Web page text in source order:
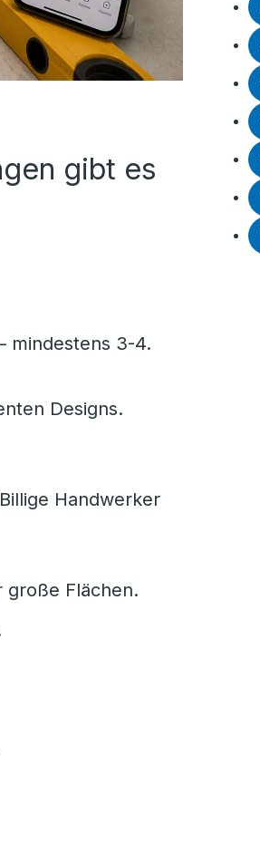
gibt es
mindestens 3-4.
Designs.
Handwerker
große Flächen.